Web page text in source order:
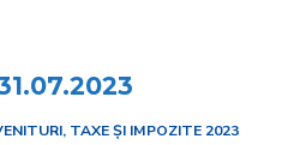
TAXE ȘI IMPOZITE 2023